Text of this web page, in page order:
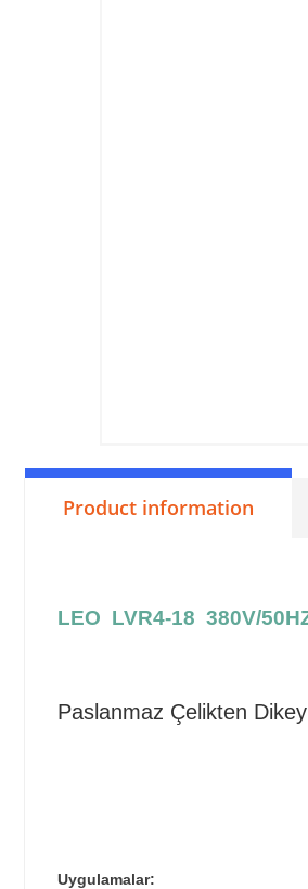
Product information
LEO LVR4-18 380V/
Paslanmaz Çelikten
Uygulamalar: